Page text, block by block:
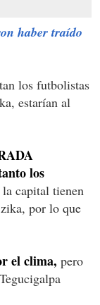
haber traído
los futbolistas
estarían al
los
capital tienen
por lo que
el clima, pero